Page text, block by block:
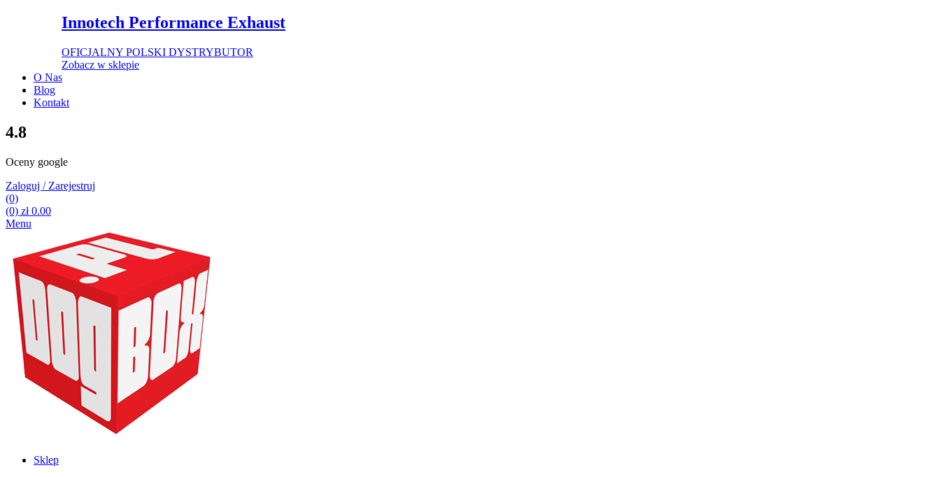
Innotech Performance Exhaust
OFICJALNY POLSKI DYSTRYBUTOR
Zobacz w sklepie
O Nas
Blog
Kontakt
4.8
Oceny google
Zaloguj / Zarejestruj
(0)
(0) zł0.00
Menu
Sklep